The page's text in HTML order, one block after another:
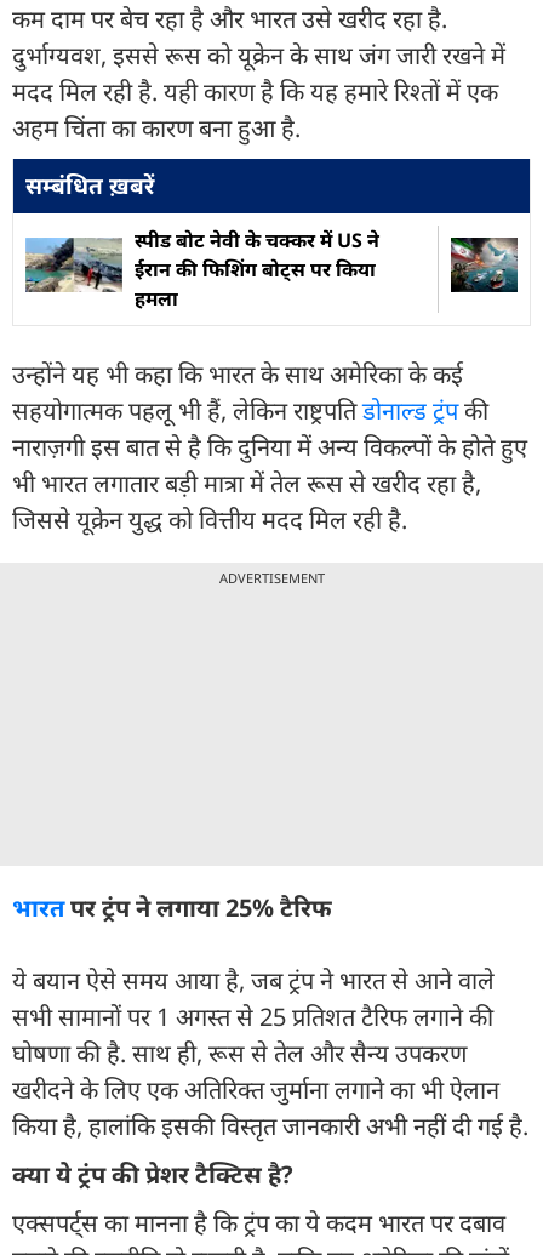
कम दाम पर बेच रहा है और भारत उसे खरीद रहा है.
दुर्भाग्यवश, इससे रूस को यूक्रेन के साथ जंग जारी रखने में
मदद मिल रही है. यही कारण है कि यह हमारे रिश्तों में एक
अहम चिंता का कारण बना हुआ है.
सम्बंधित ख़बरें
स्पीड बोट नेवी के चक्कर में US ने
ईरान की फिशिंग बोट्स पर किया
हमला
उन्होंने यह भी कहा कि भारत के साथ अमेरिका के कई
सहयोगात्मक पहलू भी हैं, लेकिन राष्ट्रपतिडोनाल्ड ट्रंपकी
नाराज़गी इस बात से है कि दुनिया में अन्य विकल्पों के होते हुए
भी भारत लगातार बड़ी मात्रा में तेल रूस से खरीद रहा है,
जिससे यूक्रेन युद्ध को वित्तीय मदद मिल रही है.
ADVERTISEMENT
भारतपर ट्रंप ने लगाया 25% टैरिफ
ये बयान ऐसे समय आया है, जब ट्रंप ने भारत से आने वाले
सभी सामानों पर 1 अगस्त से 25 प्रतिशत टैरिफ लगाने की
घोषणा की है. साथ ही, रूस से तेल और सैन्य उपकरण
खरीदने के लिए एक अतिरिक्त जुर्माना लगाने का भी ऐलान
किया है, हालांकि इसकी विस्तृत जानकारी अभी नहीं दी गई है.
क्या ये ट्रंप की प्रेशर टैक्टिस है?
एक्सपर्ट्स का मानना है कि ट्रंप का ये कदम भारत पर दबाव